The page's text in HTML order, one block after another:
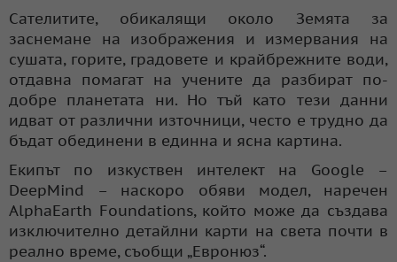
Сателитите, обикалящи около Земята за
заснемане на изображения и измервания на
сушата, горите, градовете и крайбрежните води,
отдавна помагат на учените да разбират по-
добре планетата ни. Но тъй като тези данни
идват от различни източници, често е трудно да
бъдат обединени в единна и ясна картина.
Екипът по изкуствен интелект на Google –
DeepMind – наскоро обяви модел, наречен
AlphaEarth Foundations, който може да създава
изключително детайлни карти на света почти в
реално време, съобщи „Евронюз“.